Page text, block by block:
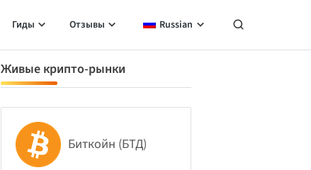
Гиды Отзывы Russian
Живые крипто-рынки
Биткойн (БТД)